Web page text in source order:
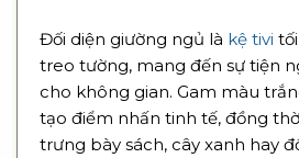
Đối diện giường ngủ là kệ tivi
treo tường, mang đến sự tiện
cho không gian. Gam màu
tạo điểm nhấn tinh tế, đồng
trưng bày sách, cây xanh hay